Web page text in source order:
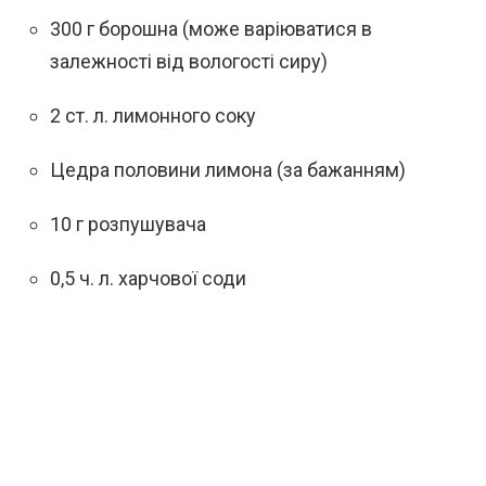
300 г борошна (може варіюватися в
залежності від вологості сиру)
2 ст. л. лимонного соку
Цедра половини лимона (за бажанням)
10 г розпушувача
0,5 ч. л. харчової соди